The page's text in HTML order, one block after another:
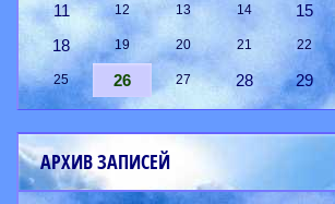
11 12 13 14 15
18 19 20 21 22
25 26 27 28 29
АРХИВ ЗАПИСЕЙ